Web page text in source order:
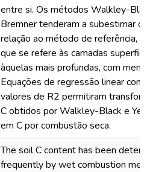
entre si. Os métodos Walkley-
Bremner tenderam a subestimar
relação ao método de referência,
que se refere às camadas
àquelas mais profundas, com
Equações de regressão linear
valores de R2 permitiram
C obtidos por Walkley-Black e
em C por combustão seca.
The soil C content has been
frequently by wet combustion